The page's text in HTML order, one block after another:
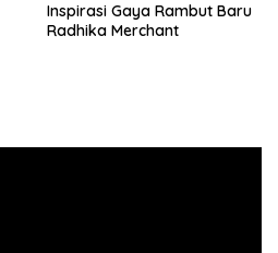
Inspirasi Gaya Rambut Baru
Radhika Merchant